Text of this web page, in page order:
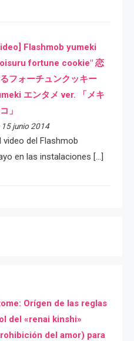
Flashmob yumeki
fortune cookie" 恋
フォーチュンクッキー
エンタメ ver. 「メキ
」
15 junio 2014
del Flashmob
en las instalaciones […]
Orígen de las reglas
del «renai kinshi»
del amor) para